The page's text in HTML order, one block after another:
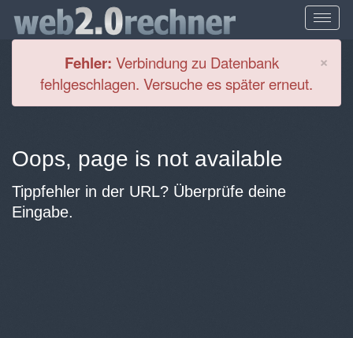
×
Fehler: Verbindung zu Datenbank
fehlgeschlagen. Versuche es später erneut.
Oops, page is not available
Tippfehler in der URL? Überprüfe deine
Eingabe.